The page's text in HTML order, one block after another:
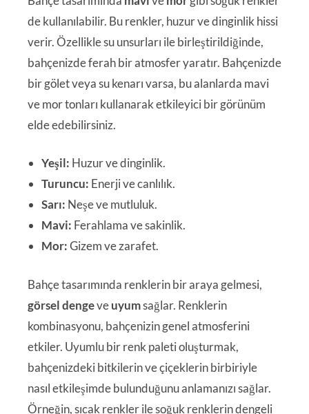
de kullanılabilir. Bu renkler, huzur ve dinginlik hissi
verir. Özellikle su unsurları ile birleştirildiğinde,
bahçenizde ferah bir atmosfer yaratır. Bahçenizde
bir gölet veya su kenarı varsa, bu alanlarda mavi
ve mor tonları kullanarak etkileyici bir görünüm
elde edebilirsiniz.
Yeşil: Huzur ve dinginlik.
Turuncu: Enerji ve canlılık.
Sarı: Neşe ve mutluluk.
Mavi: Ferahlama ve sakinlik.
Mor:Gizem ve zarafet.
Bahçe tasarımında renklerin bir araya gelmesi,
görsel dengeveuyumsağlar. Renklerin
kombinasyonu, bahçenizin genel atmosferini
etkiler. Uyumlu bir renk paleti oluşturmak,
bahçenizdeki bitkilerin ve çiçeklerin birbiriyle
nasıl etkileşimde bulunduğunu anlamanızı sağlar.
Örneğin, sıcak renkler ile soğuk renklerin dengeli